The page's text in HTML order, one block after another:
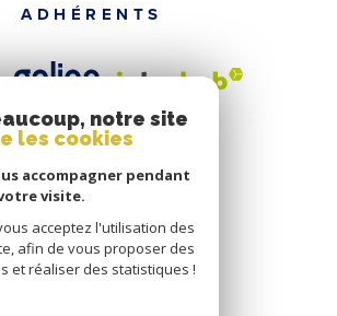
ADHÉRENTS
notre site
les cookies
accompagner pendant
visite.
acceptez l'utilisation des
afin de vous proposer des
et réaliser des statistiques !